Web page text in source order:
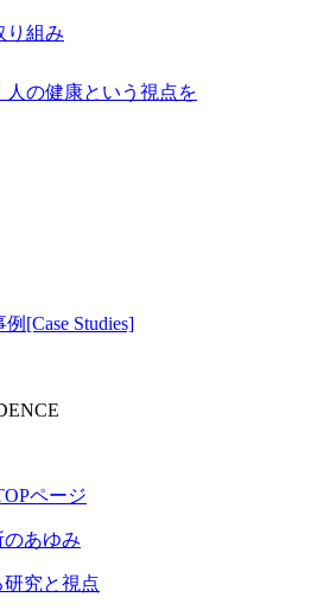
り組み
の健康という視点を
[Case Studies]
ページ
あゆみ
究と視点